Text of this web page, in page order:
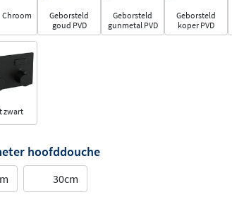
Chroom
Geborsteld
goud PVD
Geborsteld
gunmetal PVD
Geborsteld
koper PVD
zwart
hoofddouche
30cm